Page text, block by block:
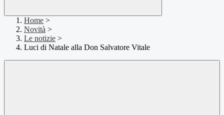
Home >
Novità >
Le notizie >
Luci di Natale alla Don Salvatore Vitale